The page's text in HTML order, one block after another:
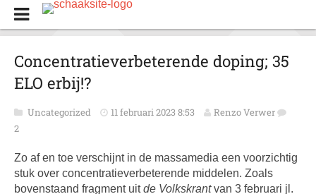
Concentratieverbeterende doping; 35
ELO erbij!?
Uncategorized 11 februari 2023 8:53
Renzo Verwer
2
Zo af en toe verschijnt in de massamedia een voorzichtig
stuk over concentratieverbeterende middelen. Zoals
bovenstaand fragment uitde Volkskrantvan 3 februari jl.